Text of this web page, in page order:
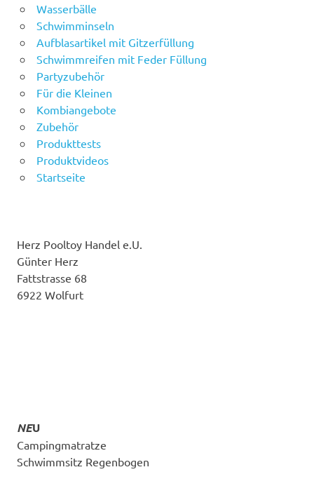
Wasserbälle
Schwimminseln
Aufblasartikel mit Gitzerfüllung
Schwimmreifen mit Feder Füllung
Partyzubehör
Für die Kleinen
Kombiangebote
Zubehör
Produkttests
Produktvideos
Startseite
Herz Pooltoy Handel e.U.
Günter Herz
Fattstrasse 68
6922 Wolfurt
NEU
Campingmatratze
Schwimmsitz Regenbogen